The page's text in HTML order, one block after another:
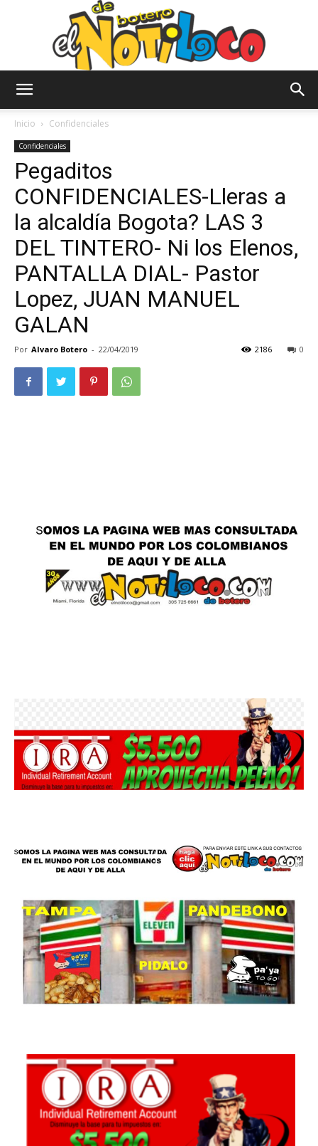
de
Botero
Inicio Confidenciales
Confidenciales
Pegaditos
CONFIDENCIALES-Lleras a
la alcaldía Bogota? LAS 3
DEL TINTERO- Ni los Elenos,
PANTALLA DIAL- Pastor
Lopez, JUAN MANUEL
GALAN
Por Alvaro Botero - 22/04/2019 0
2186